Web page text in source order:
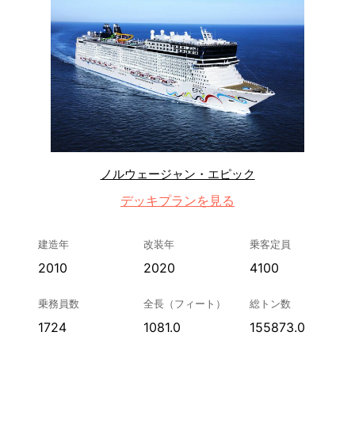
ノルウェージャン・エピック
デッキプランを見る
建造年
2010
改装年
2020
乗客定員
4100
乗務員数
1724
全長（フィート）
1081.0
総トン数
155873.0